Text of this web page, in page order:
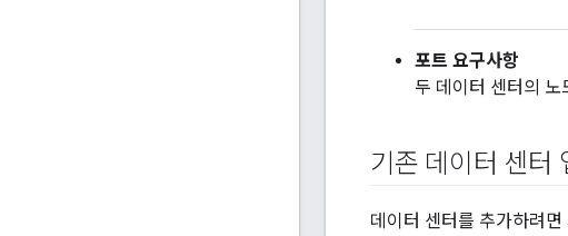
포트 요구사항
두 데이터 센터의
기존 데이터 센터
데이터 센터를 추가하려